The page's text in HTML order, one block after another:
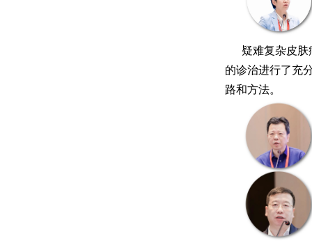
疑难复杂皮
的诊治进行了充
路和方法。